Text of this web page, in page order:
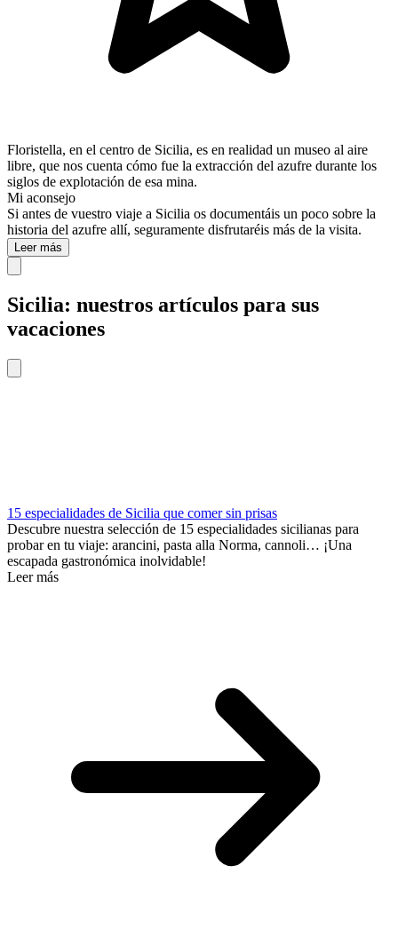
Floristella, en el centro de Sicilia, es en realidad un museo al aire
libre, que nos cuenta cómo fue la extracción del azufre durante los
siglos de explotación de esa mina.
Mi aconsejo
Si antes de vuestro viaje a Sicilia os documentáis un poco sobre la
historia del azufre allí, seguramente disfrutaréis más de la visita.
Leer más
Sicilia: nuestros artículos para sus
vacaciones
15 especialidades de Sicilia que comer sin prisas
Descubre nuestra selección de 15 especialidades sicilianas para
probar en tu viaje: arancini, pasta alla Norma, cannoli… ¡Una
escapada gastronómica inolvidable!
Leer más